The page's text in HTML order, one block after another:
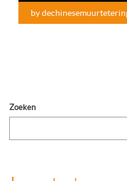
by
Zoeken